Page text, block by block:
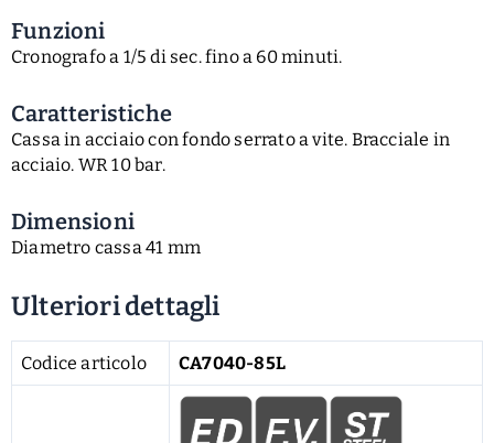
Funzioni
Cronografo a 1/5 di sec. fino a 60 minuti.
Caratteristiche
Cassa in acciaio con fondo serrato a vite. Bracciale in
acciaio. WR 10 bar.
Dimensioni
Diametro cassa 41 mm
Ulteriori dettagli
Codice articolo CA7040-85L